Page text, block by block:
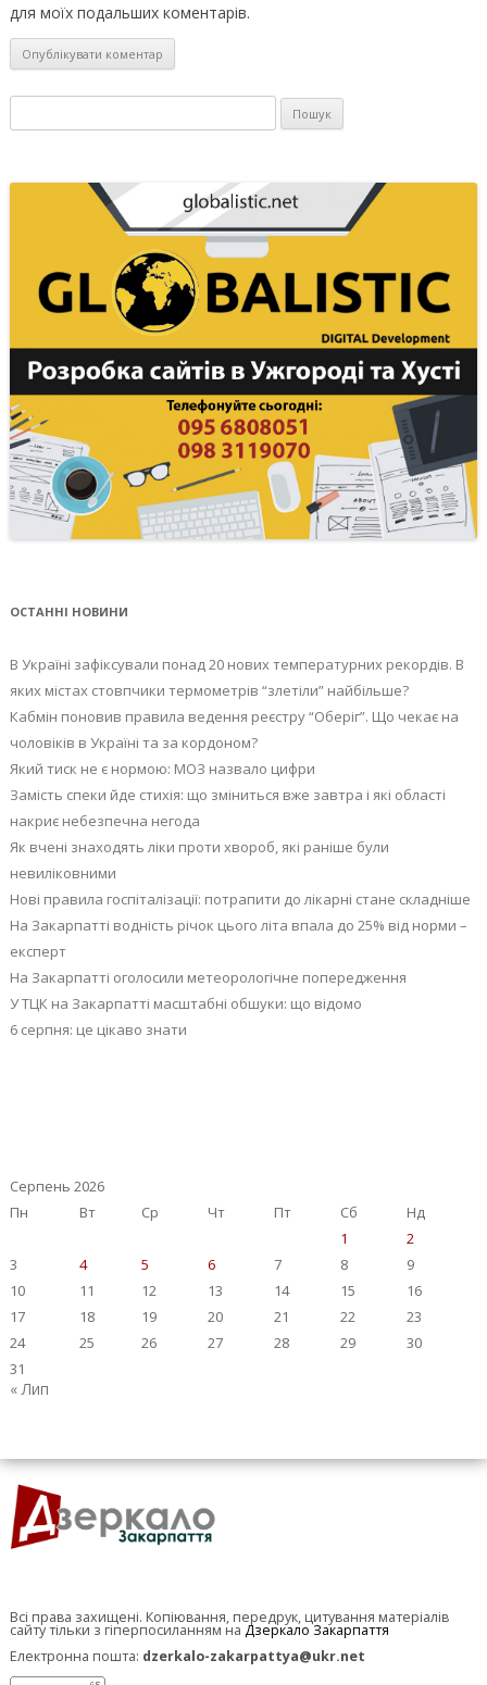
для моїх подальших коментарів.
ОСТАННІ НОВИНИ
В Україні зафіксували понад 20 нових температурних рекордів. В
яких містах стовпчики термометрів “злетіли” найбільше?
Кабмін поновив правила ведення реєстру “Оберіг”. Що чекає на
чоловіків в Україні та за кордоном?
Який тиск не є нормою: МОЗ назвало цифри
Замість спеки йде стихія: що зміниться вже завтра і які області
накриє небезпечна негода
Як вчені знаходять ліки проти хвороб, які раніше були
невиліковними
Нові правила госпіталізації: потрапити до лікарні стане складніше
На Закарпатті водність річок цього літа впала до 25% від норми –
експерт
На Закарпатті оголосили метеорологічне попередження
У ТЦК на Закарпатті масштабні обшуки: що відомо
6 серпня: це цікаво знати
Серпень 2026
Пн
Вт Ср Чт Пт Сб
Нд
1
2
3
4 5 6 7 8
9
10
11 12 13 14 15
16
17
18 19 20 21 22
23
24
25 26 27 28 29
30
31
« Лип
Всі права захищені. Копіювання, передрук, цитування матеріалів
сайту тільки з гіперпосиланням на Дзеркало Закарпаття
Електронна пошта: dzerkalo-zakarpattya@ukr.net